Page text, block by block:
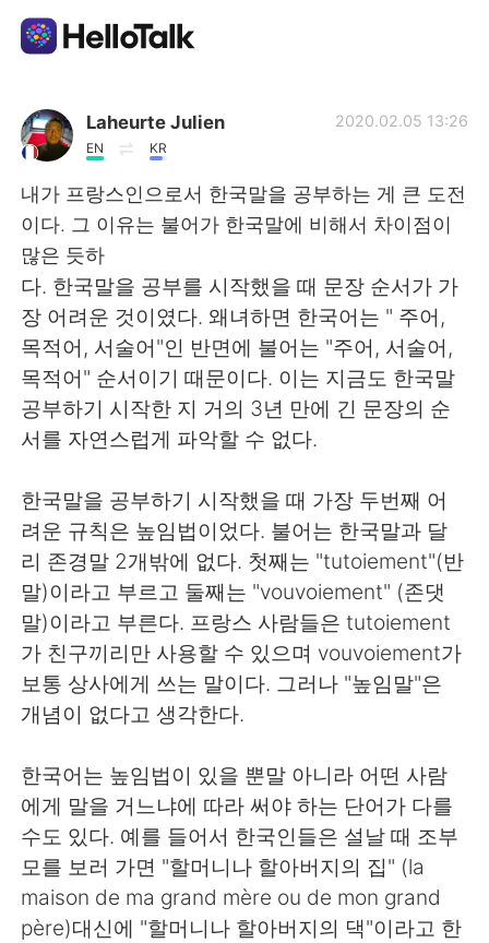
Language Exchange App
AI Grammar Checker
English
简体中文 繁體中文
Español العربية
Français Deutsch
日本語 한국어
Русский ไทย
Indonesia Italiano
Türkçe Tiếng Việt
Português
Laheurte Julien
EN KR
2020.02.05 13:26
내가 프랑스인으로서 한국말을 공부하는 게 큰 도전
이다. 그 이유는 불어가 한국말에 비해서 차이점이
많은 듯하
다. 한국말을 공부를 시작했을 때 문장 순서가 가
장 어려운 것이였다. 왜녀하면 한국어는 " 주어,
목적어, 서술어"인 반면에 불어는 "주어, 서술어,
목적어" 순서이기 때문이다. 이는 지금도 한국말
공부하기 시작한 지 거의 3년 만에 긴 문장의 순
서를 자연스럽게 파악할 수 없다.
한국말을 공부하기 시작했을 때 가장 두번째 어
려운 규칙은 높임법이었다. 불어는 한국말과 달
리 존경말 2개밖에 없다. 첫째는 "tutoiement"(반
말)이라고 부르고 둘째는 "vouvoiement" (존댓
말)이라고 부른다. 프랑스 사람들은 tutoiement
가 친구끼리만 사용할 수 있으며 vouvoiement가
보통 상사에게 쓰는 말이다. 그러나 "높임말"은
개념이 없다고 생각한다.
한국어는 높임법이 있을 뿐말 아니라 어떤 사람
에게 말을 거느냐에 따라 써야 하는 단어가 다를
수도 있다. 예를 들어서 한국인들은 설날 때 조부
모를 보러 가면 "할머니나 할아버지의 집" (la
maison de ma grand mère ou de mon grand
père)대신에 "할머니나 할아버지의 댁"이라고 한